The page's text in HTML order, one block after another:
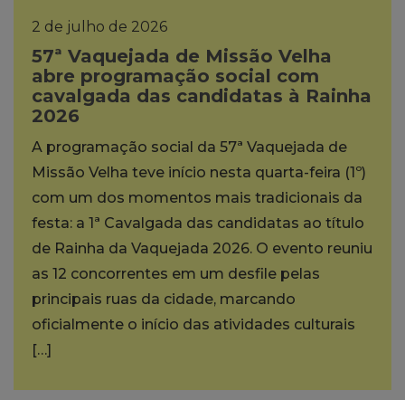
2 de julho de 2026
57ª Vaquejada de Missão Velha
abre programação social com
cavalgada das candidatas à Rainha
2026
A programação social da 57ª Vaquejada de
Missão Velha teve início nesta quarta-feira (1º)
com um dos momentos mais tradicionais da
festa: a 1ª Cavalgada das candidatas ao título
de Rainha da Vaquejada 2026. O evento reuniu
as 12 concorrentes em um desfile pelas
principais ruas da cidade, marcando
oficialmente o início das atividades culturais
[…]